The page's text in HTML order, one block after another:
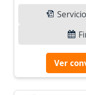
Servicio
Ver